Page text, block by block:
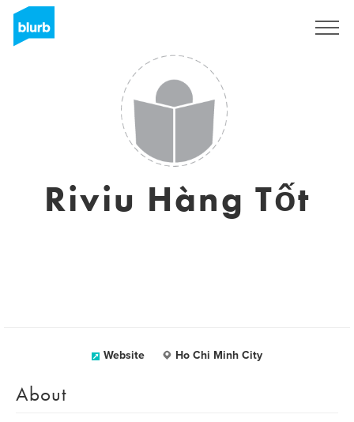
Riviu Hàng Tốt
Website Ho Chi Minh City
About